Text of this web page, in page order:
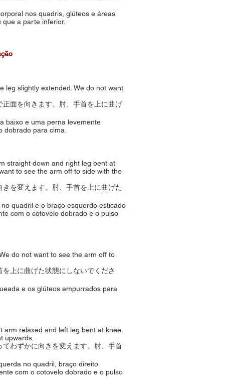
nos quadris, glúteos e áreas
a parte inferior.
leg slightly extended. We do not want
面を向きます。肘、手首を上に曲げ
baixo e uma perna levemente
dobrado para cima.
straight down and right leg bent at
to see the arm off to side with the
を変えます。肘、手首を上に曲げた
quadril e o braço esquerdo esticado
com o cotovelo dobrado e o pulso
do not want to see the arm off to
上に曲げた状態にしないでくださ
e os glúteos empurrados para
relaxed and left leg bent at knee.
upwards.
わずかに向きを変えます。肘、手首
no quadril, braço direito
com o cotovelo dobrado e o pulso